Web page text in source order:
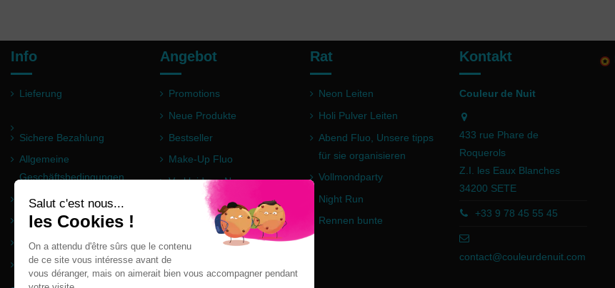
Info
Lieferung
Sichere Bezahlung
Allgemeine
Geschäftsbedingungen
Impressum
Häufig gestellte Fragen
Partner
Seitenverzeichnis
Angebot
Promotions
Neue Produkte
Bestseller
Make-Up Fluo
Verkleidung Neon
Pulver Holi
Rat
Neon Leiten
Holi Pulver Leiten
Abend Fluo, Unsere tipps
für sie organisieren
Vollmondparty
Night Run
Rennen bunte
Kontakt
Couleur de Nuit
433 rue Phare de
Roquerols
Z.I. les Eaux Blanches
34200 SETE
+33 9 78 45 55 45
contact@couleurdenuit.com